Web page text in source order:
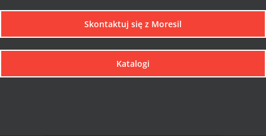
Skontaktuj się z Moresil
Katalogi